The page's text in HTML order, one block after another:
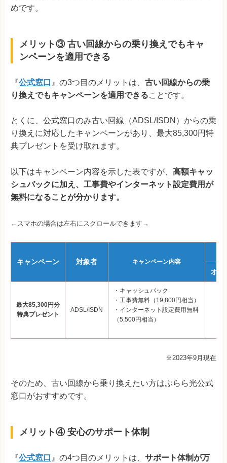
めです。
メリット③ 古い回線からの乗り換えでもキャ
ンペーンを適用できる
『公式窓口 』の3つ目のメリットは、 古い回線からの乗
り換えでもキャンペーンを適用できることです。
とくに、公式窓口のみ古い回線（ADSL/ISDN）からの乗
り換えに対応したキャンペーンがあり、最大85,300円特
典プレゼントを受け取れます。
以下はキャンペーン内容を示した表ですが、 高額キャッ
シュバックに加え、工事費やインターネット設定費用が
無料になることが分かります。
←スマホの場合は左右にスクロールできます→
キャンペーン 対象者 キャンペーン内容
オプ
最大85,300円分
特典プレゼント
ADSL/ISDN
・キャッシュバック
・工事費無料（19,800円相当）
・インターネット設定費用無料
（5,500円相当）
※2023年9月現在
そのため、古い回線から乗り換えたい方はぷらら光公式
窓口がおすすめです。
メリット④ 安心のサポート体制
『公式窓口 』の4つ目のメリットは、 サポート体制が万